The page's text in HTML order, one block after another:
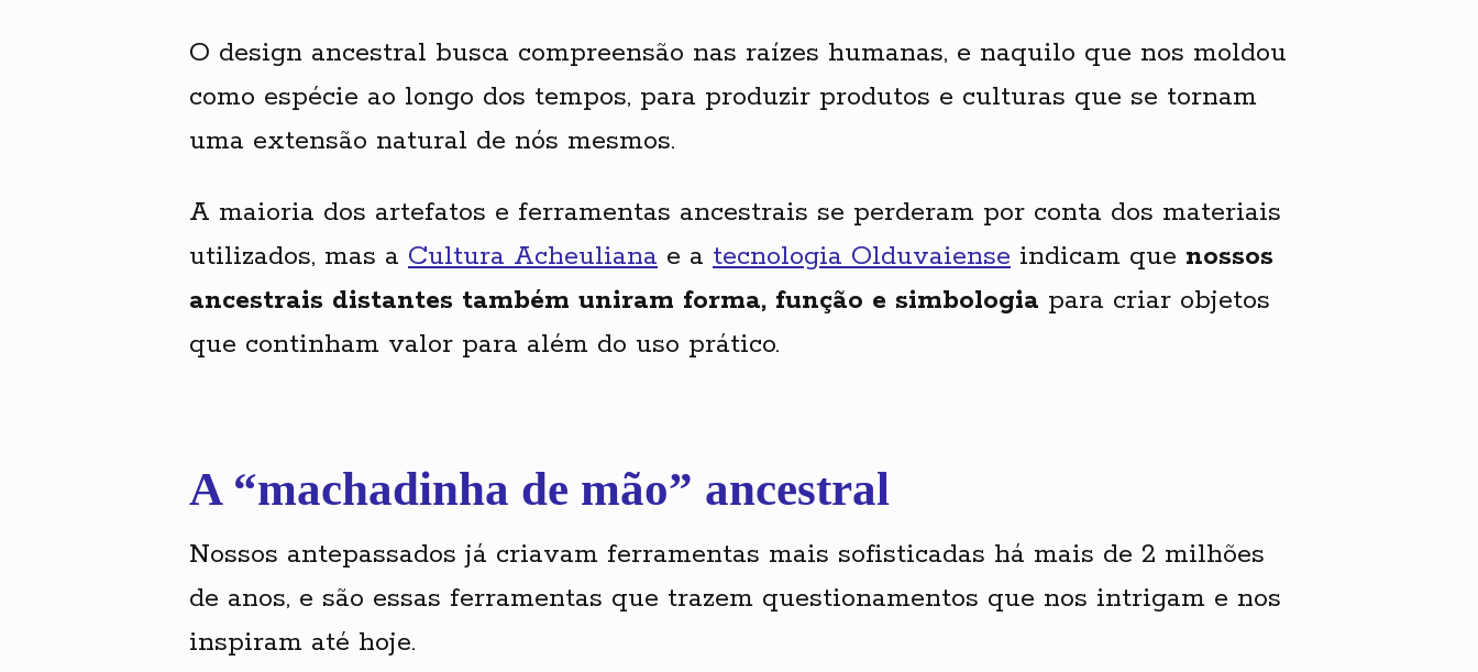
O design ancestral busca compreensão nas raízes humanas, e naquilo que nos moldou
como espécie ao longo dos tempos, para produzir produtos e culturas que se tornam
uma extensão natural de nós mesmos.
A maioria dos artefatos e ferramentas ancestrais se perderam por conta dos materiais
utilizados, mas a Cultura Acheuliana e a tecnologia Olduvaiense indicam que nossos
ancestrais distantes também uniram forma, função e simbologia para criar objetos
que continham valor para além do uso prático.
A “machadinha de mão” ancestral
Nossos antepassados já criavam ferramentas mais sofisticadas há mais de 2 milhões
de anos, e são essas ferramentas que trazem questionamentos que nos intrigam e nos
inspiram até hoje.